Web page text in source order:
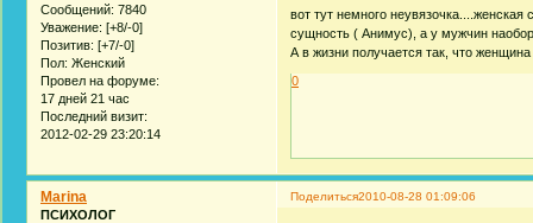
Сообщений: 7840
Уважение: [+8/-0]
Позитив: [+7/-0]
Пол: Женский
Провел на форуме:
17 дней 21 час
Последний визит:
2012-02-29 23:20:14
вот тут немного
сущность ( Анимус), а у мужчин
А в жизни получается так, что
0
Поделиться2010-08-28 01:09:06
Marina
ПСИХОЛОГ